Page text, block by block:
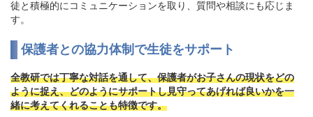
徒と積極的にコミュニケーションを取り、質問や相談にも応じま
す。
保護者との協力体制で生徒をサポート
全教研では丁寧な対話を通して、保護者がお子さんの現状をどの
ように捉え、どのようにサポートし見守ってあげれば良いかを一
緒に考えてくれることも特徴です。